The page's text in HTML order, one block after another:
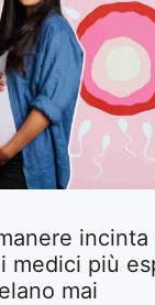
medici più
mai